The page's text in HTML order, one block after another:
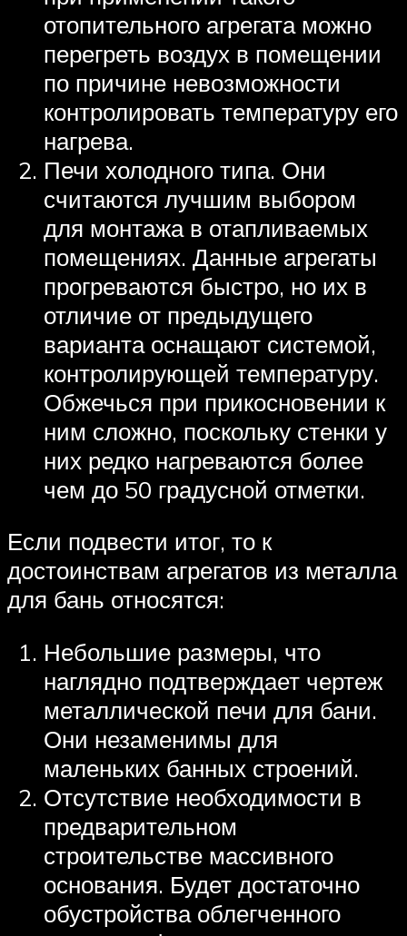
отопительного агрегата можно
перегреть воздух в помещении
по причине невозможности
контролировать температуру его
нагрева.
Печи холодного типа. Они
считаются лучшим выбором
для монтажа в отапливаемых
помещениях. Данные агрегаты
прогреваются быстро, но их в
отличие от предыдущего
варианта оснащают системой,
контролирующей температуру.
Обжечься при прикосновении к
ним сложно, поскольку стенки у
них редко нагреваются более
чем до 50 градусной отметки.
Если подвести итог, то к
достоинствам агрегатов из металла
для бань относятся:
Небольшие размеры, что
наглядно подтверждает чертеж
металлической печи для бани.
Они незаменимы для
маленьких банных строений.
Отсутствие необходимости в
предварительном
строительстве массивного
основания. Будет достаточно
обустройства облегченного